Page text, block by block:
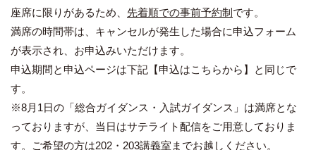
座席に限りがあるため、 先着順での事前予約制 です。
満席の時間帯は、キャンセルが発生した場合に申込フォーム
が表示され、お申込みいただけます。
申込期間と申込ページは下記【申込はこちらから】と同じで
す。
※8月1日の「総合ガイダンス・入試ガイダンス」は満席とな
っておりますが、当日はサテライト配信をご用意しておりま
す。ご希望の方は202・203講義室までお越しください。